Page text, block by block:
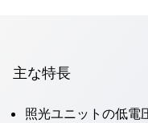
主な特長
照光ユニットの低